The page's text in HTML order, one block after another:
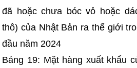
đã hoặc chưa bóc vỏ hoặc
thô) của Nhật Bản ra thế giới
đầu năm 2024
Bảng 19: Mặt hàng xuất khẩu